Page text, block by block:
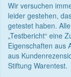
Wir versuchen
leider gestehen,
getestet haben.
„Testbericht“ eine
Eigenschaften aus
aus
Stiftung Warentest.